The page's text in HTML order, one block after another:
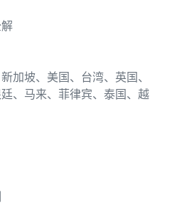
加坡、美国、台湾、英国、
、马来、菲律宾、泰国、越